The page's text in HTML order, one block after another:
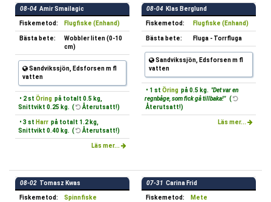
08-04 Amir Smailagic
Fiskemetod: Flugfiske (Enhand)
Bästa bete:
Wobbler liten (0-10
cm)
Sandvikssjön, Edsforsen m fl
vatten
• 2 st Öring på totalt 0.5 kg,
Snittvikt 0.25 kg. (
Återutsatt!)
• 3 st Harr på totalt 1.2 kg,
Snittvikt 0.40 kg. (
Återutsatt!)
Läs mer...
08-04 Klas Berglund
Fiskemetod: Flugfiske (Enhand)
Bästa bete: Fluga - Torrfluga
Sandvikssjön, Edsforsen m fl
vatten
• 1 st Öring på 0.5 kg. "Det var en
regnbåge, som fick gå tillbaka!" (
Återutsatt!)
Läs mer...
08-02 Tomasz Kwas
Fiskemetod: Spinnfiske
07-31 Carina Frid
Fiskemetod: Mete